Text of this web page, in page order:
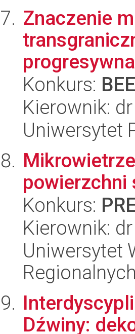
Znaczenie
progresywna
Konkurs:
Kierownik:
Uniwersytet
powierzchni
Konkurs:
Kierownik:
Uniwersytet
Regionalnych
Dźwiny: